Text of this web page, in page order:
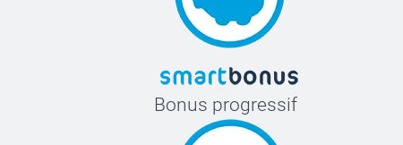
Bonus progressif